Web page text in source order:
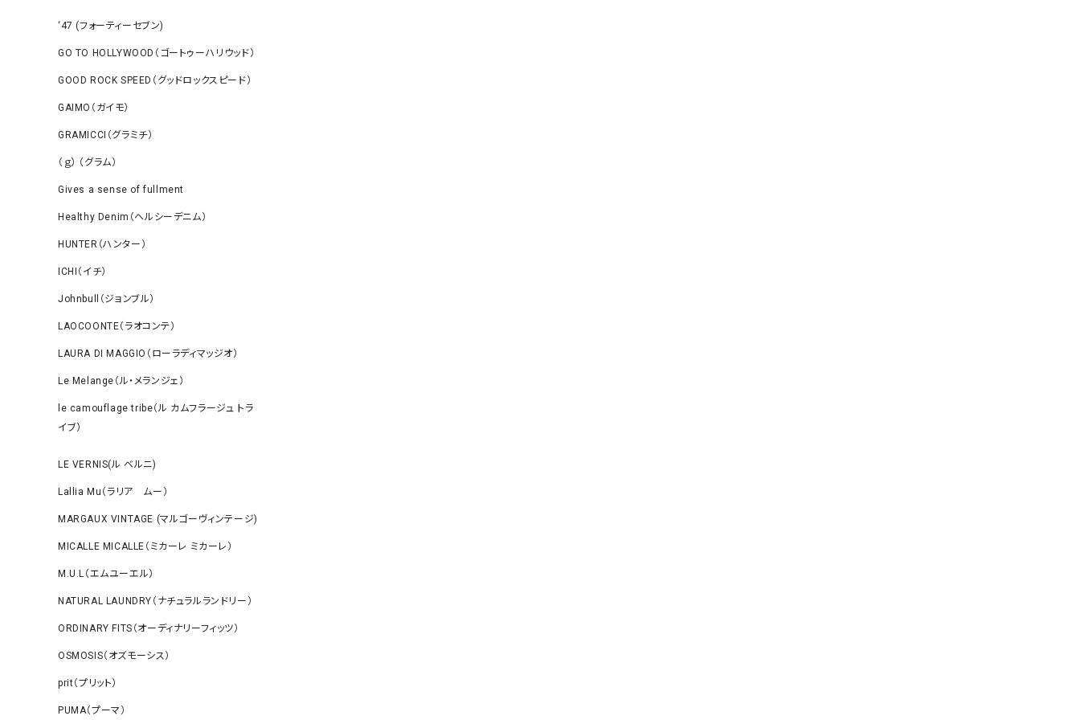
‘47 (フォーティーセブン)
GO TO HOLLYWOOD（ゴートゥーハリウッド）
GOOD ROCK SPEED（グッドロックスピード）
GAIMO（ガイモ）
GRAMICCI（グラミチ）
（ｇ） （グラム）
Gives a sense of fullment
Healthy Denim（ヘルシーデニム）
HUNTER（ハンター）
ICHI（イチ）
Johnbull（ジョンブル）
LAOCOONTE（ラオコンテ）
LAURA DI MAGGIO（ローラディマッジオ）
Le Melange（ル・メランジェ）
le camouflage tribe（ル カムフラージュ トラ
イブ）
LE VERNIS(ル ベルニ)
Lallia Mu（ラリア ムー）
MARGAUX VINTAGE (マルゴーヴィンテージ)
MICALLE MICALLE（ミカーレ ミカーレ）
M.U.L（エムユーエル）
NATURAL LAUNDRY（ナチュラルランドリー）
ORDINARY FITS（オーディナリーフィッツ）
OSMOSIS（オズモーシス）
prit（プリット）
PUMA（プーマ）